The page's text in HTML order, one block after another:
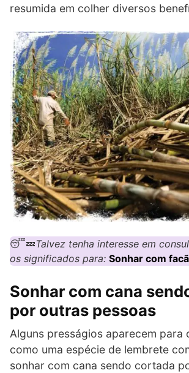
resumida em colher diversos
😴💤Talvez tenha interesse em
os significados para: Sonhar com
Sonhar com cana
por outras pessoas
Alguns presságios aparecem para
como uma espécie de lembrete
sonhar com cana sendo cortada